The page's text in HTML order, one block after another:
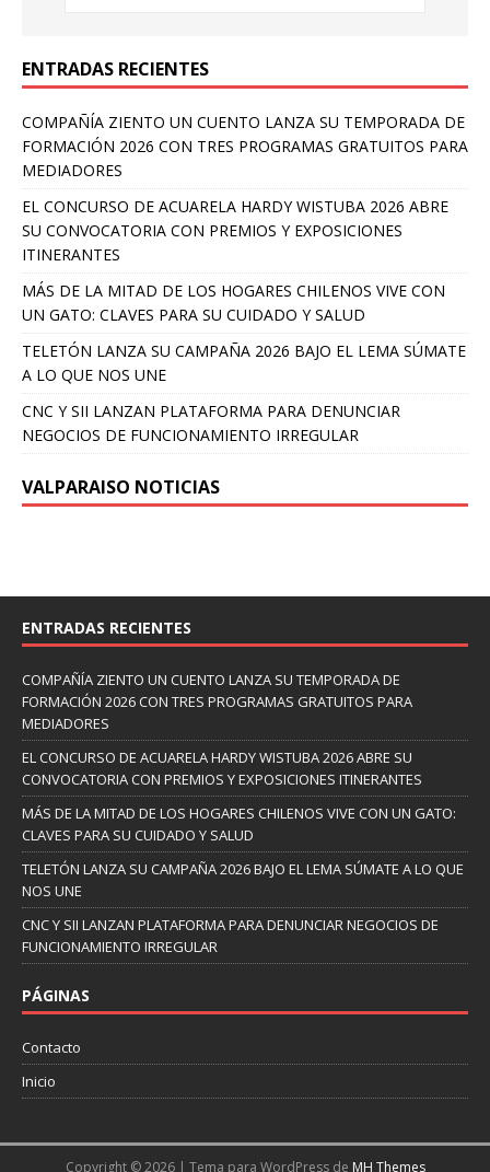
ENTRADAS RECIENTES
COMPAÑÍA ZIENTO UN CUENTO LANZA SU TEMPORADA DE
FORMACIÓN 2026 CON TRES PROGRAMAS GRATUITOS PARA
MEDIADORES
EL CONCURSO DE ACUARELA HARDY WISTUBA 2026 ABRE
SU CONVOCATORIA CON PREMIOS Y EXPOSICIONES
ITINERANTES
MÁS DE LA MITAD DE LOS HOGARES CHILENOS VIVE CON
UN GATO: CLAVES PARA SU CUIDADO Y SALUD
TELETÓN LANZA SU CAMPAÑA 2026 BAJO EL LEMA SÚMATE
A LO QUE NOS UNE
CNC Y SII LANZAN PLATAFORMA PARA DENUNCIAR
NEGOCIOS DE FUNCIONAMIENTO IRREGULAR
VALPARAISO NOTICIAS
ENTRADAS RECIENTES
COMPAÑÍA ZIENTO UN CUENTO LANZA SU TEMPORADA DE
FORMACIÓN 2026 CON TRES PROGRAMAS GRATUITOS PARA
MEDIADORES
EL CONCURSO DE ACUARELA HARDY WISTUBA 2026 ABRE SU
CONVOCATORIA CON PREMIOS Y EXPOSICIONES ITINERANTES
MÁS DE LA MITAD DE LOS HOGARES CHILENOS VIVE CON UN GATO:
CLAVES PARA SU CUIDADO Y SALUD
TELETÓN LANZA SU CAMPAÑA 2026 BAJO EL LEMA SÚMATE A LO QUE
NOS UNE
CNC Y SII LANZAN PLATAFORMA PARA DENUNCIAR NEGOCIOS DE
FUNCIONAMIENTO IRREGULAR
PÁGINAS
Contacto
Inicio
Copyright © 2026 | Tema para WordPress de MH Themes